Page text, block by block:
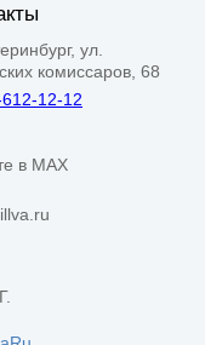
ул.
комиссаров, 68
12-12
в MAX